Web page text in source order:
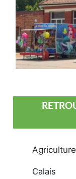
Agriculture
Calais